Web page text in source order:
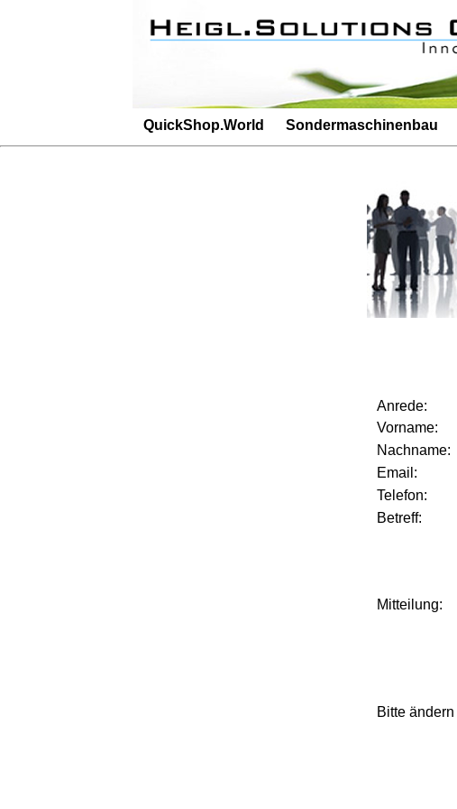
Besucherz�hler: 2674Besucherz�hler: 382
QuickShop.World Sondermaschinenbau
Anrede:
Vorname:
Nachname:
Email:
Telefon:
Betreff:
Mitteilung:
Bitte ändern